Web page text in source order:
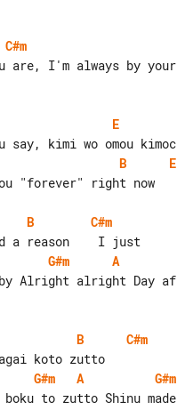
C#m
E
B
E
"forever" right now
B
C#m
G#m
A
B
C#m
G#m
A
G#m